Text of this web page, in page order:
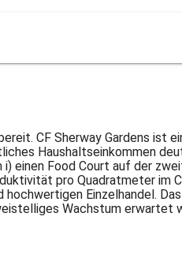
CF Sherway Gardens ist
Haushaltseinkommen
einen Food Court auf der
pro Quadratmeter im
Einzelhandel.
Wachstum erwartet